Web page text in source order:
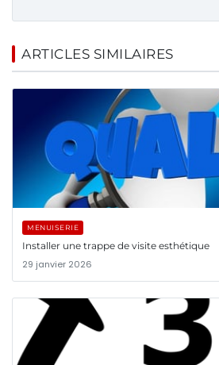
ARTICLES SIMILAIRES
MENUISERIE
Installer une trappe de visite esthétique
29 janvier 2026